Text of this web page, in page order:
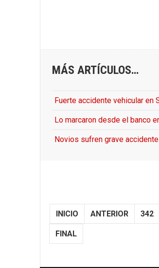
MÁS ARTÍCULOS…
Fuerte accidente vehicular en
Lo marcaron desde el banco
Novios sufren grave
INICIO ANTERIOR 342
FINAL